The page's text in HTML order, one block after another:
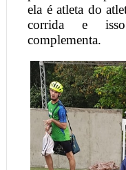
ela é atleta do
corrida e
complementa.